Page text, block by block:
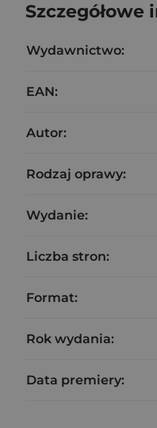
Wydawnictwo:
EAN:
Autor:
Rodzaj oprawy:
Wydanie:
Liczba stron:
Format:
Rok wydania:
Data premiery: